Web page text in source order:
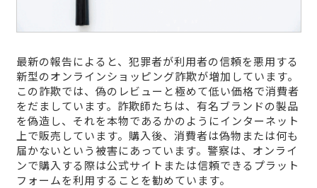
最新の報告によると、犯罪者が利用者の信頼を悪用する
新型のオンラインショッピング詐欺が増加しています。
この詐欺では、偽のレビューと極めて低い価格で消費者
をだましています。詐欺師たちは、有名ブランドの製品
を偽造し、それを本物であるかのようにインターネット
上で販売しています。購入後、消費者は偽物または何も
届かないという被害にあっています。警察は、オンライ
ンで購入する際は公式サイトまたは信頼できるプラット
フォームを利用することを勧めています。